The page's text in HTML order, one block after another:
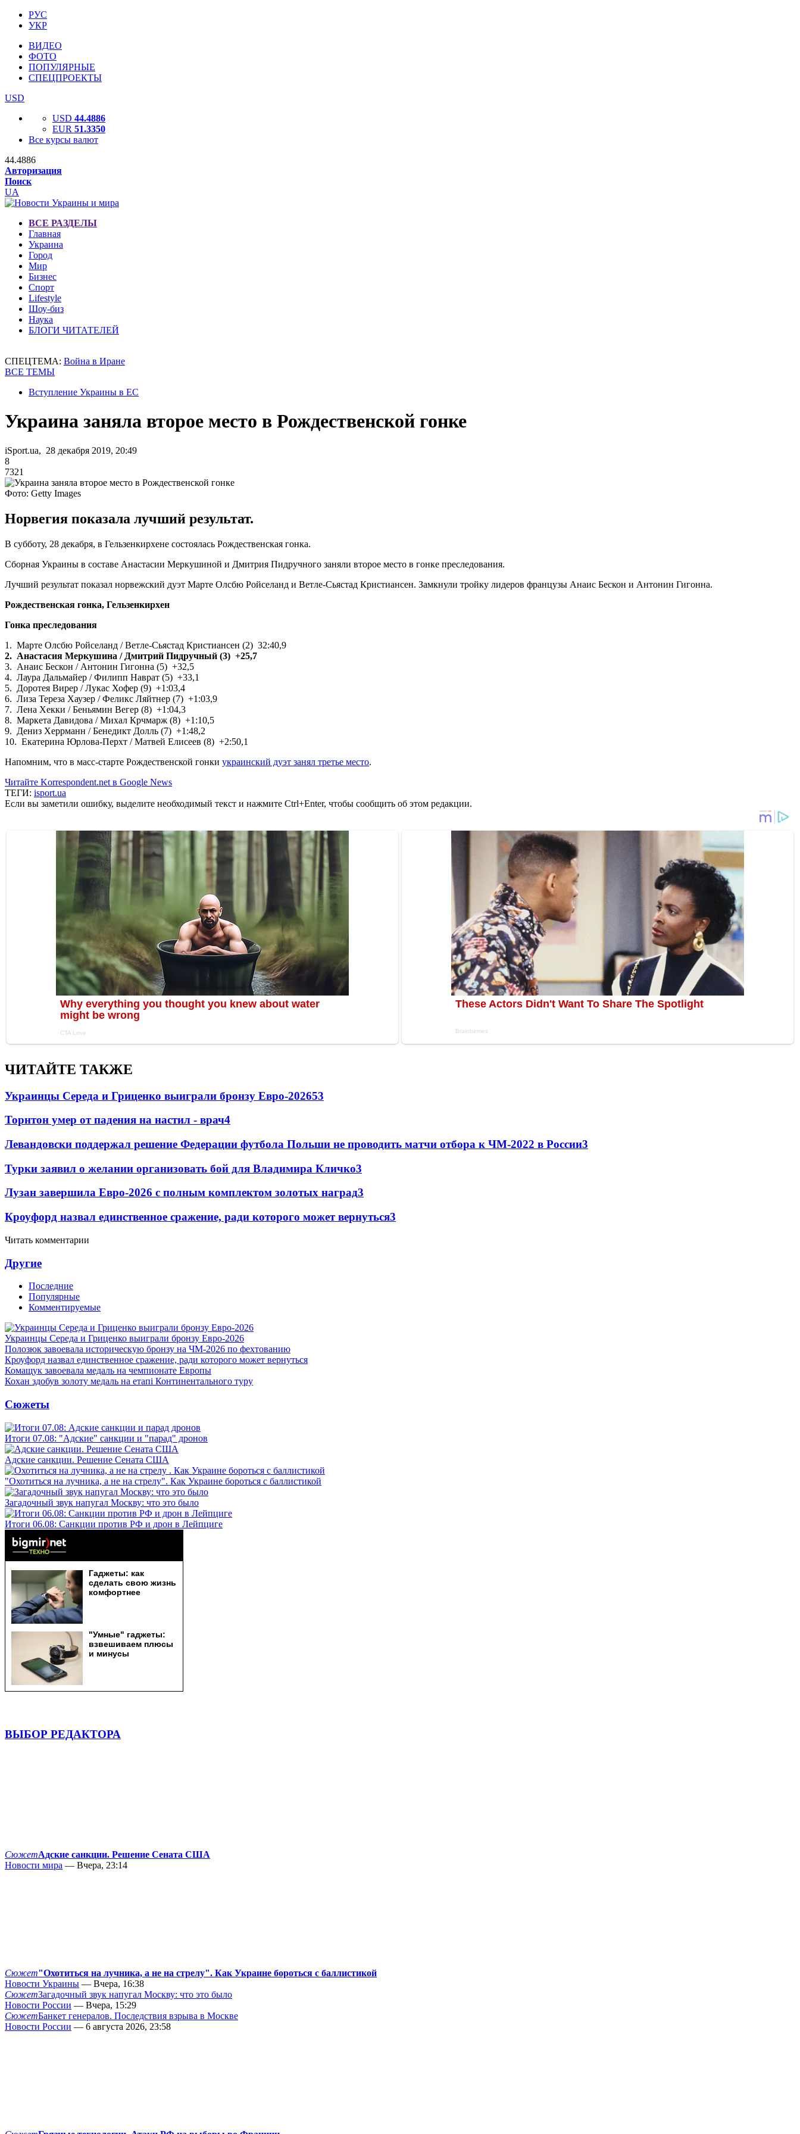
РУС
УКР
ВИДЕО
ФОТО
ПОПУЛЯРНЫЕ
СПЕЦПРОЕКТЫ
USD
USD 44.4886
EUR 51.3350
Все курсы валют
44.4886
Авторизация
Поиск
UA
ВСЕ РАЗДЕЛЫ
Главная
Украина
Город
Мир
Бизнес
Спорт
Lifestyle
Шоу-биз
Наука
БЛОГИ ЧИТАТЕЛЕЙ
СПЕЦТЕМА: Война в Иране
ВСЕ ТЕМЫ
Вступление Украины в ЕС
Украина заняла второе место в Рождественской гонке
iSport.ua, 28 декабря 2019, 20:49
8
7321
Фото: Getty Images
Норвегия показала лучший результат.
В субботу, 28 декабря, в Гельзенкирхене состоялась Рождественская гонка.
Сборная Украины в составе Анастасии Меркушиной и Дмитрия Пидручного заняли второе место в гонке преследования.
Лучший результат показал норвежский дуэт Марте Олсбю Ройселанд и Ветле-Сьястад Кристиансен. Замкнули тройку лидеров французы Анаис Бескон и Антонин Гигонна.
Рождественская гонка, Гельзенкирхен
Гонка преследования
1. Марте Олсбю Ройселанд / Ветле-Сьястад Кристиансен (2) 32:40,9
2. Анастасия Меркушина / Дмитрий Пидручный (3) +25,7
3. Анаис Бескон / Антонин Гигонна (5) +32,5
4. Лаура Дальмайер / Филипп Наврат (5) +33,1
5. Доротея Вирер / Лукас Хофер (9) +1:03,4
6. Лиза Тереза Хаузер / Феликс Ляйтнер (7) +1:03,9
7. Лена Хекки / Беньямин Вегер (8) +1:04,3
8. Маркета Давидова / Михал Крчмарж (8) +1:10,5
9. Дениз Херрманн / Бенедикт Долль (7) +1:48,2
10. Екатерина Юрлова-Перхт / Матвей Елисеев (8) +2:50,1
Напомним, что в масс-старте Рождественской гонки украинский дуэт занял третье место.
Читайте Korrespondent.net в Google News
ТЕГИ: isport.ua
Если вы заметили ошибку, выделите необходимый текст и нажмите Ctrl+Enter, чтобы сообщить об этом редакции.
ЧИТАЙТЕ ТАКЖЕ
Украинцы Середа и Гриценко выиграли бронзу Евро-202653
Торнтон умер от падения на настил - врач4
Левандовски поддержал решение Федерации футбола Польши не проводить матчи отбора к ЧМ-2022 в России3
Турки заявил о желании организовать бой для Владимира Кличко3
Лузан завершила Евро-2026 с полным комплектом золотых наград3
Кроуфорд назвал единственное сражение, ради которого может вернуться3
Читать комментарии
Другие
Последние
Популярные
Комментируемые
Украинцы Середа и Гриценко выиграли бронзу Евро-2026
Полозюк завоевала историческую бронзу на ЧМ-2026 по фехтованию
Кроуфорд назвал единственное сражение, ради которого может вернуться
Комащук завоевала медаль на чемпионате Европы
Кохан здобув золоту медаль на етапі Континентального туру
Сюжеты
Итоги 07.08: "Адские" санкции и "парад" дронов
Адские санкции. Решение Сената США
"Охотиться на лучника, а не на стрелу". Как Украине бороться с баллистикой
Загадочный звук напугал Москву: что это было
Итоги 06.08: Санкции против РФ и дрон в Лейпциге
ВЫБОР РЕДАКТОРА
СюжетАдские санкции. Решение Сената США
Новости мира — Вчера, 23:14
Сюжет"Охотиться на лучника, а не на стрелу". Как Украине бороться с баллистикой
Новости Украины — Вчера, 16:38
СюжетЗагадочный звук напугал Москву: что это было
Новости России — Вчера, 15:29
СюжетБанкет генералов. Последствия взрыва в Москве
Новости России — 6 августа 2026, 23:58